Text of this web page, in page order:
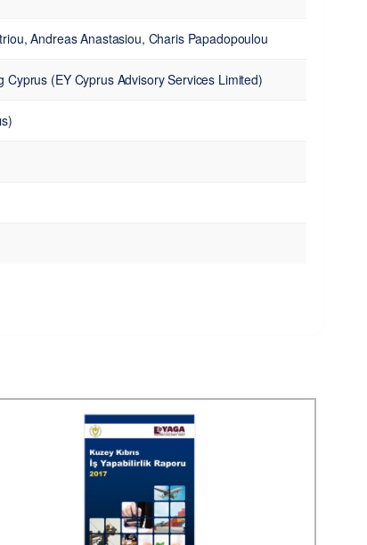
Andreas Anastasiou, Charis Papadopoulou
Cyprus (EY Cyprus Advisory Services Limited)